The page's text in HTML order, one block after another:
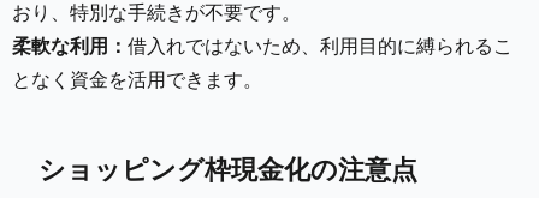
おり、特別な手続きが不要です。
柔軟な利用： 借入れではないため、利用目的に縛られるこ
となく資金を活用できます。
ショッピング枠現金化の注意点